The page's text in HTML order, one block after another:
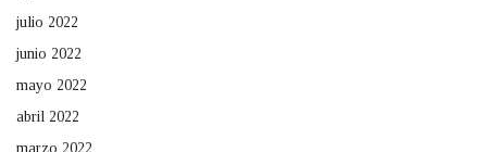
julio 2022
junio 2022
mayo 2022
abril 2022
marzo 2022